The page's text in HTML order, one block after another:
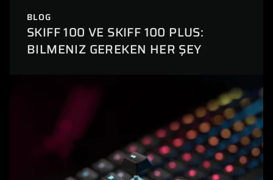
BLOG
SKIFF 100 VE SKIFF 100 PLUS:
BILMENIZ GEREKEN HER ŞEY